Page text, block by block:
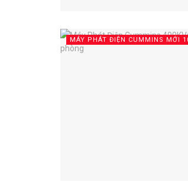
MÁY PHÁT ĐIỆN CUMMINS MỚI